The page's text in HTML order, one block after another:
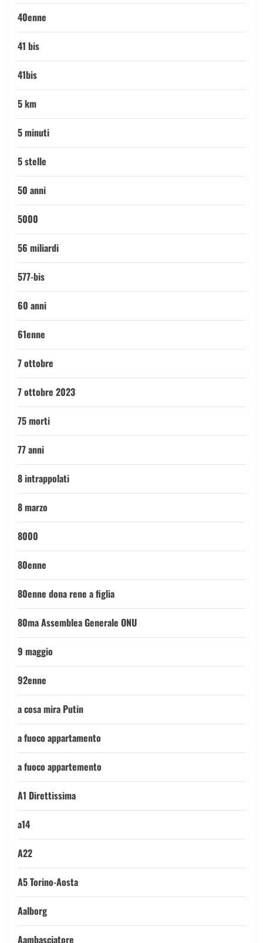
40enne
41 bis
41bis
5 km
5 minuti
5 stelle
50 anni
5000
56 miliardi
577-bis
60 anni
61enne
7 ottobre
7 ottobre 2023
75 morti
77 anni
8 intrappolati
8 marzo
8000
80enne
80enne dona rene a figlia
80ma Assemblea Generale ONU
9 maggio
92enne
a cosa mira Putin
a fuoco appartamento
a fuoco appartemento
A1 Direttissima
a14
A22
A5 Torino-Aosta
Aalborg
Aambasciatore